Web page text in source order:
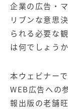
企業の広告・
リブンな意思
られる必要な
は何でしょう
本ウェビナー
WEB広告への
報出版の老舗